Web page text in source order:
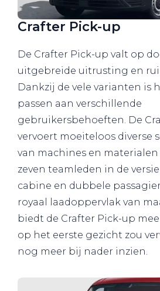
Crafter Pick-up
De Crafter Pick-up valt op
uitgebreide uitrusting en
Dankzij de vele varianten is
passen aan verschillende
gebruikersbehoeften. De
vervoert moeiteloos diverse
van machines en materialen
zeven teamleden in de
cabine en dubbele
royaal laadoppervlak van
biedt de Crafter Pick-up
op het eerste gezicht zou
nog meer bij nader inzien.